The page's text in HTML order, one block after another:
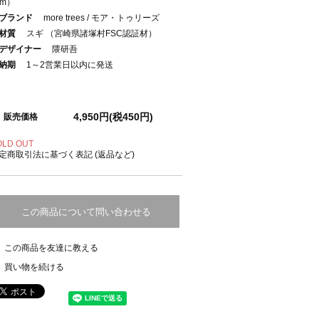
）
ブランド more trees / モア・トゥリーズ
質 スギ （宮崎県諸塚村FSC認証材）
ザイナー 隈研吾
期
1～2営業日以内に発送
販売価格 4,950円(税450円)
OUT
商取引法に基づく表記 (返品など)
この商品について問い合わせる
この商品を友達に教える
買い物を続ける